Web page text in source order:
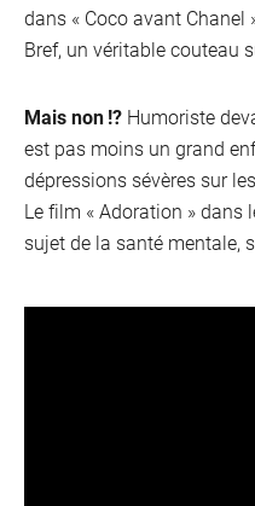
dans « Coco avant Chanel
Bref, un véritable couteau
Mais non !? Humoriste
est pas moins un grand
dépressions sévères sur
Le film « Adoration » dans
sujet de la santé mentale,